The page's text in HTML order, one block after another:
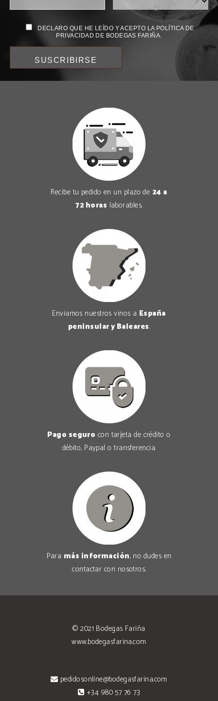
DECLARO QUE HE LEÍDO Y ACEPTO LA POLÍTICA DE
PRIVACIDAD DE BODEGAS FARIÑA.
Recibe tu pedido en un plazo de 24 a
72 horas laborables.
Enviamos nuestros vinos a España
peninsular y Baleares.
Pago seguro con tarjeta de crédito o
débito, Paypal o transferencia.
Para más información, no dudes en
contactar con nosotros.
© 2021 Bodegas Fariña
www.bodegasfarina.com
pedidosonline@bodegasfarina.com
+34 980 57 76 73